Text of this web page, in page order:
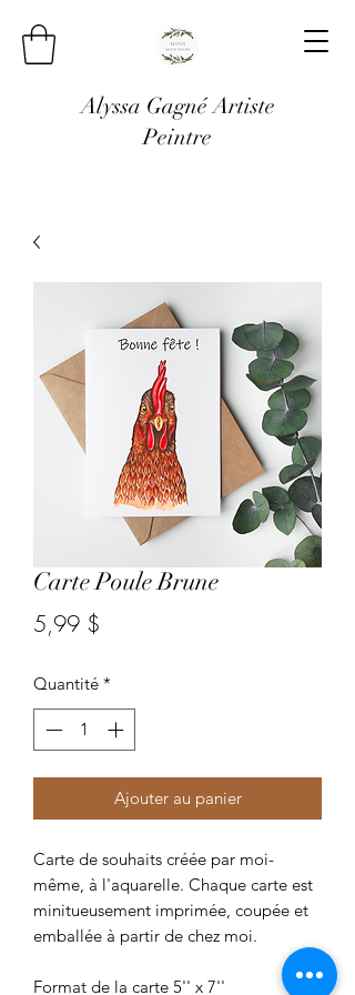
Alyssa Gagné Artiste
Peintre
Carte Poule Brune
5,99 $
Quantité *
Ajouter au panier
Carte de souhaits créée par moi-
même, à l'aquarelle. Chaque carte est
minitueusement imprimée, coupée et
emballée à partir de chez moi.
Format de la carte 5'' x 7''